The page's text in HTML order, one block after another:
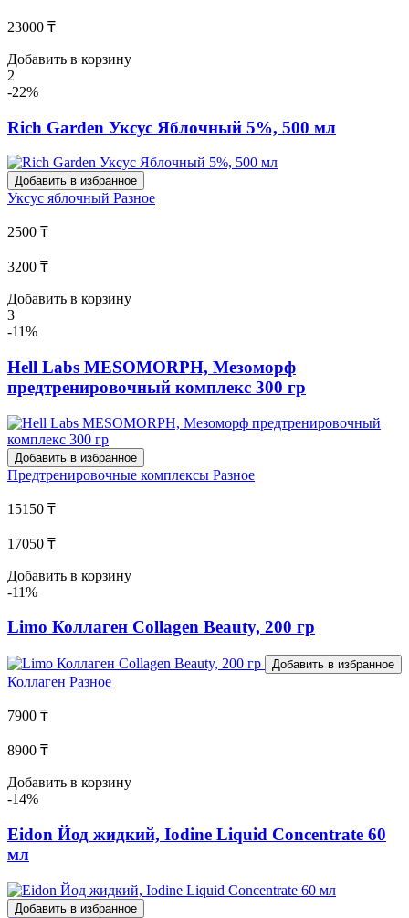
23000 ₸
Добавить в корзину
2
-22%
Rich Garden Уксус Яблочный 5%, 500 мл
Добавить в избранное
Уксус яблочный Разное
2500 ₸
3200 ₸
Добавить в корзину
3
-11%
Hell Labs MESOMORPH, Мезоморф
предтренировочный комплекс 300 гр
Добавить в избранное
Предтренировочные комплексы Разное
15150 ₸
17050 ₸
Добавить в корзину
-11%
Limo Коллаген Collagen Beauty, 200 гр
Добавить в избранное
Коллаген Разное
7900 ₸
8900 ₸
Добавить в корзину
-14%
Eidon Йод жидкий, Iodine Liquid Concentrate 60
мл
Добавить в избранное